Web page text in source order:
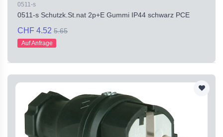
0511-s
0511-s Schutzk.St.nat 2p+E Gummi IP44 schwarz PCE
CHF 4.52 5.65
Auf Anfrage